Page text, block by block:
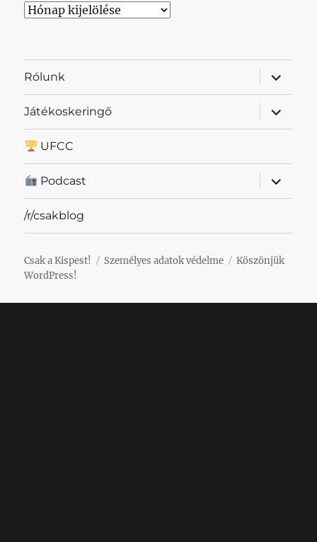
Archívum
Rólunk
almenü
Játékoskeringő
almenü
UFCC
Podcast
almenü
/r/csakblog
Csak a Kispest! Személyes adatok védelme
Köszönjük
WordPress!